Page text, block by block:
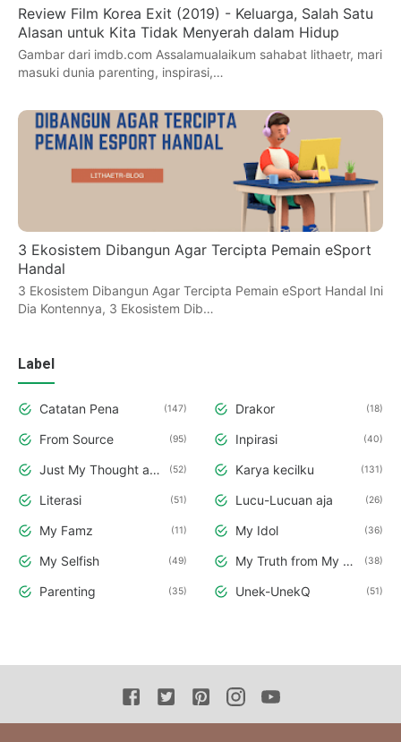
Review Film Korea Exit (2019) - Keluarga, Salah Satu
Alasan untuk Kita Tidak Menyerah dalam Hidup
Gambar dari imdb.com Assalamualaikum sahabat lithaetr, mari
masuki dunia parenting, inspirasi,…
3 Ekosistem Dibangun Agar Tercipta Pemain eSport
Handal
3 Ekosistem Dibangun Agar Tercipta Pemain eSport Handal Ini
Dia Kontennya, 3 Ekosistem Dib…
Label
Catatan Pena 147 Drakor 18
From Source 95 Inpirasi 40
Just My Thought and Opinion 52 Karya kecilku 131
Literasi 51 Lucu-Lucuan aja 26
My Famz 11 My Idol 36
My Selfish 49 My Truth from My Deepest Hearth 38
Parenting 35 Unek-UnekQ 51